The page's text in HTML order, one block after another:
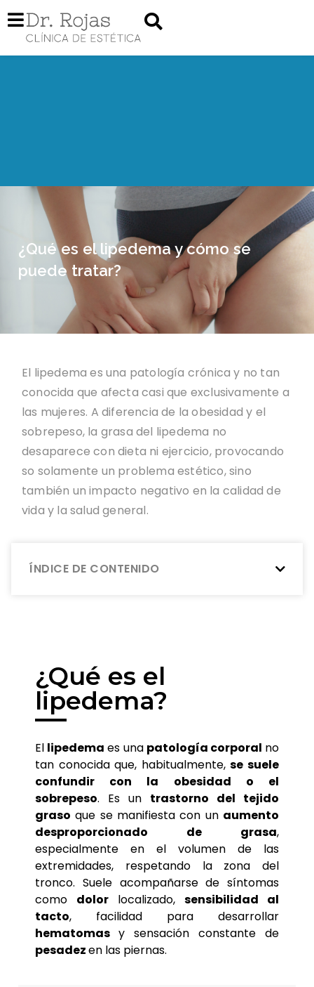
¿Qué es el lipedema y cómo se
puede tratar?
ÍNDICE DE CONTENIDO
El lipedema es una patología crónica y no tan
conocida que afecta casi que exclusivamente a
las mujeres. A diferencia de la obesidad y el
sobrepeso, la grasa del lipedema no
desaparece con dieta ni ejercicio, provocando
so solamente un problema estético, sino
también un impacto negativo en la calidad de
vida y la salud general.
¿Qué es el
lipedema?
El lipedema es una patología corporal no
tan conocida que, habitualmente,se suele
confundir con la obesidad o el
sobrepeso. Es un trastorno del tejido
graso que se manifiesta con un aumento
desproporcionado de grasa,
especialmente en el volumen de las
extremidades, respetando la zona del
tronco. Suele acompañarse de síntomas
como dolor localizado, sensibilidad al
tacto, facilidad para desarrollar
hematomas y sensación constante de
pesadezen las piernas.